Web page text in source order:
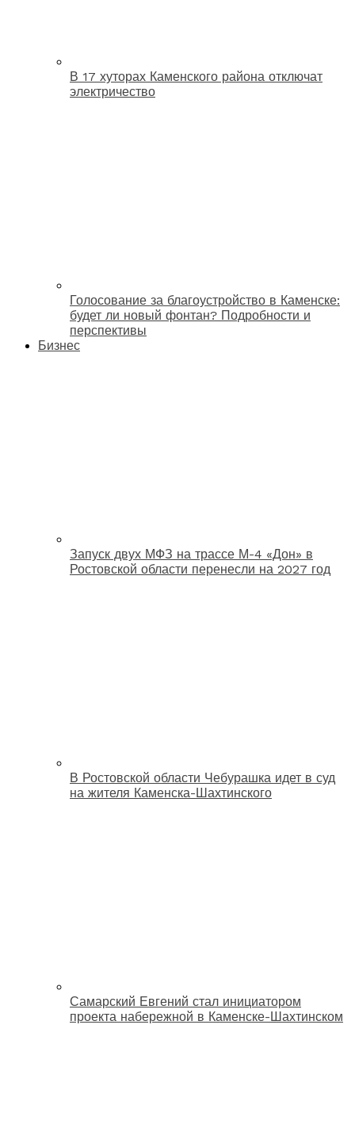
В 17 хуторах Каменского района отключат
электричество
Голосование за благоустройство в Каменске:
будет ли новый фонтан? Подробности и
перспективы
Бизнес
Запуск двух МФЗ на трассе М-4 «Дон» в
Ростовской области перенесли на 2027 год
В Ростовской области Чебурашка идет в суд
на жителя Каменска-Шахтинского
Самарский Евгений стал инициатором
проекта набережной в Каменске-Шахтинском